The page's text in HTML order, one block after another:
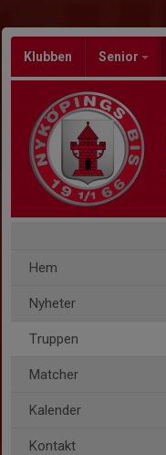
Klubben Senior
Hem
Nyheter
Truppen
Matcher
Kalender
Kontakt